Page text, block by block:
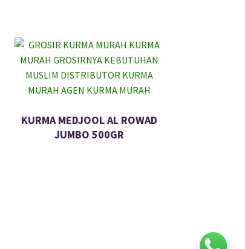
KURMA MEDJOOL AL ROWAD
JUMBO 500GR